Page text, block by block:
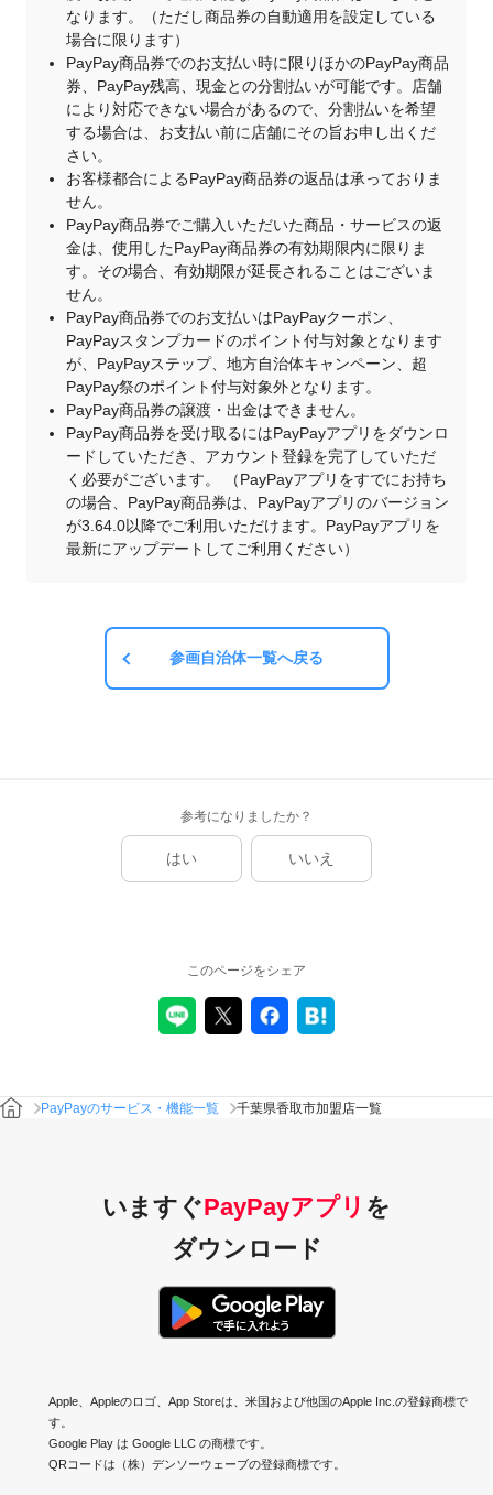
なります。（ただし商品券の自動適用を設定している
場合に限ります）
PayPay商品券でのお支払い時に限りほかのPayPay商品
券、PayPay残高、現金との分割払いが可能です。店舗
により対応できない場合があるので、分割払いを希望
する場合は、お支払い前に店舗にその旨お申し出くだ
さい。
お客様都合によるPayPay商品券の返品は承っておりま
せん。
PayPay商品券でご購入いただいた商品・サービスの返
金は、使用したPayPay商品券の有効期限内に限りま
す。その場合、有効期限が延長されることはございま
せん。
PayPay商品券でのお支払いはPayPayクーポン、
PayPayスタンプカードのポイント付与対象となります
が、PayPayステップ、地方自治体キャンペーン、超
PayPay祭のポイント付与対象外となります。
PayPay商品券の譲渡・出金はできません。
PayPay商品券を受け取るにはPayPayアプリをダウンロ
ードしていただき、アカウント登録を完了していただ
く必要がございます。 （PayPayアプリをすでにお持ち
の場合、PayPay商品券は、PayPayアプリのバージョン
が3.64.0以降でご利用いただけます。PayPayアプリを
最新にアップデートしてご利用ください）
参画自治体一覧へ戻る
参考になりましたか？
はい いいえ
このページをシェア
PayPayのサービス・機能一覧 千葉県香取市加盟店一覧
いますぐPayPayアプリ を
ダウンロード
Apple、Appleのロゴ、App Storeは、米国および他国のApple Inc.の登録商標で
す。
Google Play は Google LLC の商標です。
QRコードは（株）デンソーウェーブの登録商標です。